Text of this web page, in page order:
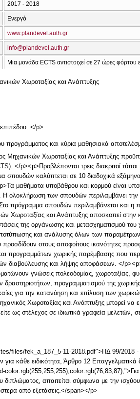
2017 - 2018
Ενεργό
www.plandevel.auth.gr
info@plandevel.auth.gr
Μια μονάδα ECTS αντιστοιχεί σε 27 ώρες φόρτου
Χωροταξίας και Ανάπτυξης
</p>
προγράμματος και κύρια μαθησιακά
Μηχανικών Χωροταξίας και Ανάπτυξης
</p><p>Προβλέπονται τρεις διακριτοί
σπουδών καλύπτεται σε 10 διαδοχικά
μαθήματα υποβάθρου και κορμού είναι
ολοκλήρωση των σπουδών περιλαμβάνει την
πρόγραμμα σπουδών περιλαμβάνεται και
και Ανάπτυξης αποσκοπεί στην
της οργάνωσης και μετασχηματισμού
και ανάλυσης όλων των
προσδίδουν στους αποφοίτους ικανότητες
προγραμμάτων χωρικής παρέμβασης που
διαβούλευσης και λήψης αποφάσεων. </
γνώσεις πολεοδομίας, χωροταξίας,
προγραμματισμού της
για την κατανόηση και επίλυση των
Χωροταξίας και Ανάπτυξης μπορεί να
ως στέλεχος σε ιδιωτικά γραφεία μελετών,
files/fek_a_187_5-11-2018.pdf">ΠΔ 99/2018
κάθε ειδικότητα, Άρθρο 12
διπλώματος, απαιτείται σύμφωνα με την
από εξετάσεις.</span></p>